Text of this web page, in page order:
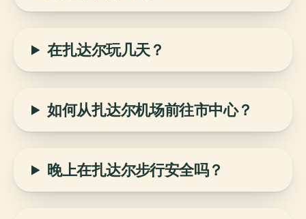
在扎达尔玩几天？
如何从扎达尔机场前往市中心？
晚上在扎达尔步行安全吗？